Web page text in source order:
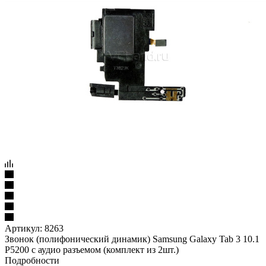
Артикул: 8263
Звонок (полифонический динамик) Samsung Galaxy Tab 3 10.1
P5200 с аудио разъемом (комплект из 2шт.)
Подробности